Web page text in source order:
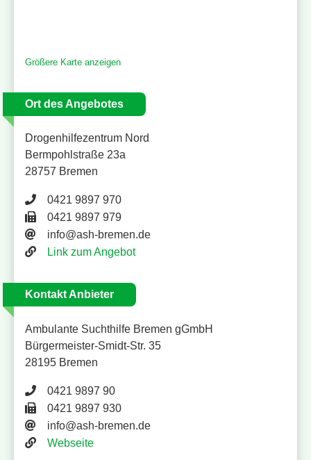
Größere Karte anzeigen
Ort des Angebotes
Drogenhilfezentrum Nord
Bermpohlstraße 23a
28757 Bremen
Telefonnummer 0421 9897 970
0421 9897 970
Faxnummer 0421 9897 979
0421 9897 979
E-Mail Adresse
info@ash-bremen.de
Website
Link zum Angebot
Kontakt Anbieter
Ambulante Suchthilfe Bremen gGmbH
Bürgermeister-Smidt-Str. 35
28195 Bremen
Telefonnummer 0421 9897 90
0421 9897 90
Faxnummer 0421 9897 930
0421 9897 930
E-Mail-Adresse
info@ash-bremen.de
Website
Webseite